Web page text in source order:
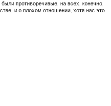
противоречивые, на всех, конечно,
и о плохом отношении, хотя нас это